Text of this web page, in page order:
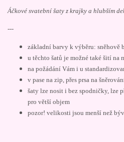
Áčkové svatební šaty z krajky a hlubším
---
základní barvy k výběru: sněhově
u těchto šatů je možné také šití na
na požádání Vám i u
v pase na zip, přes prsa na
šaty lze nosit i bez spodničky, lze
pro větší objem
pozor! velikosti jsou menší než